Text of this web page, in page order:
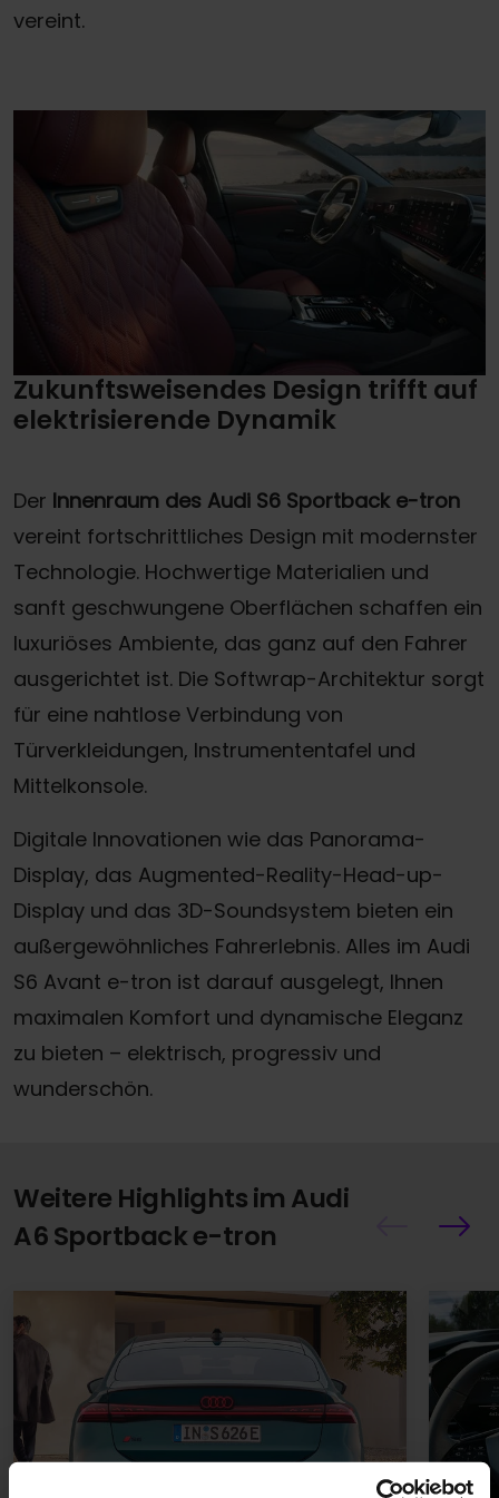
vereint.
Zukunftsweisendes Design trifft auf
elektrisierende Dynamik
Der Innenraum des Audi S6 Sportback e-tron
vereint fortschrittliches Design mit modernster
Technologie. Hochwertige Materialien und
sanft geschwungene Oberflächen schaffen ein
luxuriöses Ambiente, das ganz auf den Fahrer
ausgerichtet ist. Die Softwrap-Architektur sorgt
für eine nahtlose Verbindung von
Türverkleidungen, Instrumententafel und
Mittelkonsole.
Digitale Innovationen wie das Panorama-
Display, das Augmented-Reality-Head-up-
Display und das 3D-Soundsystem bieten ein
außergewöhnliches Fahrerlebnis. Alles im Audi
S6 Avant e-tron ist darauf ausgelegt, Ihnen
maximalen Komfort und dynamische Eleganz
zu bieten – elektrisch, progressiv und
wunderschön.
Weitere Highlights im Audi
A6 Sportback e-tron